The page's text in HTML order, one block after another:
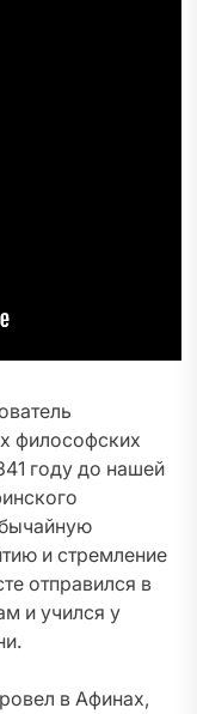
философских
году до нашей
и стремление
отправился в
и учился у
в Афинах,